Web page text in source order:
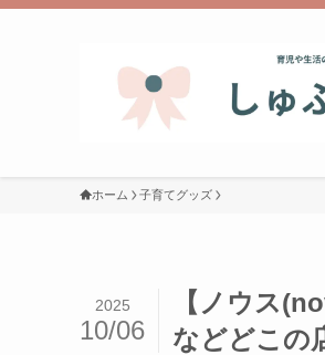
ホーム 子育てグッズ
【ノウス
などどこの
2025
10/06